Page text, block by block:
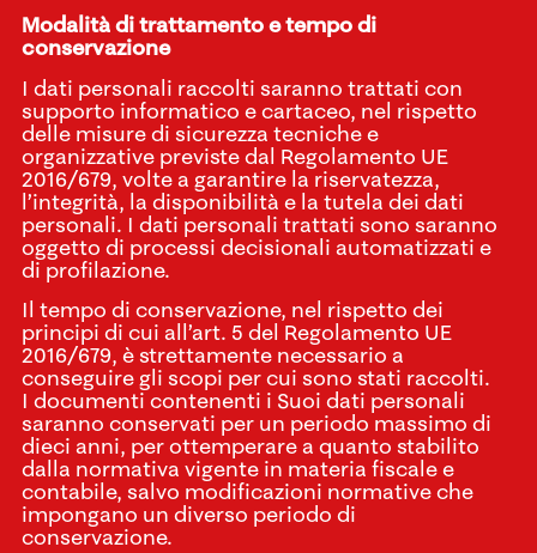
Modalità di trattamento e tempo di
conservazione
I dati personali raccolti saranno trattati con
supporto informatico e cartaceo, nel rispetto
delle misure di sicurezza tecniche e
organizzative previste dal Regolamento UE
2016/679, volte a garantire la riservatezza,
l’integrità, la disponibilità e la tutela dei dati
personali. I dati personali trattati sono saranno
oggetto di processi decisionali automatizzati e
di profilazione.
Il tempo di conservazione, nel rispetto dei
principi di cui all’art. 5 del Regolamento UE
2016/679, è strettamente necessario a
conseguire gli scopi per cui sono stati raccolti.
I documenti contenenti i Suoi dati personali
saranno conservati per un periodo massimo di
dieci anni, per ottemperare a quanto stabilito
dalla normativa vigente in materia fiscale e
contabile, salvo modificazioni normative che
impongano un diverso periodo di
conservazione.